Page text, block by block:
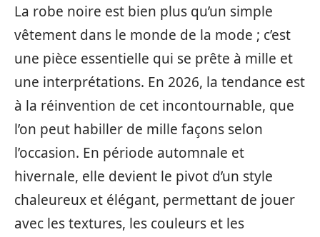
La robe noire est bien plus qu’un simple
vêtement dans le monde de la mode ; c’est
une pièce essentielle qui se prête à mille et
une interprétations. En 2026, la tendance est
à la réinvention de cet incontournable, que
l’on peut habiller de mille façons selon
l’occasion. En période automnale et
hivernale, elle devient le pivot d’un style
chaleureux et élégant, permettant de jouer
avec les textures, les couleurs et les